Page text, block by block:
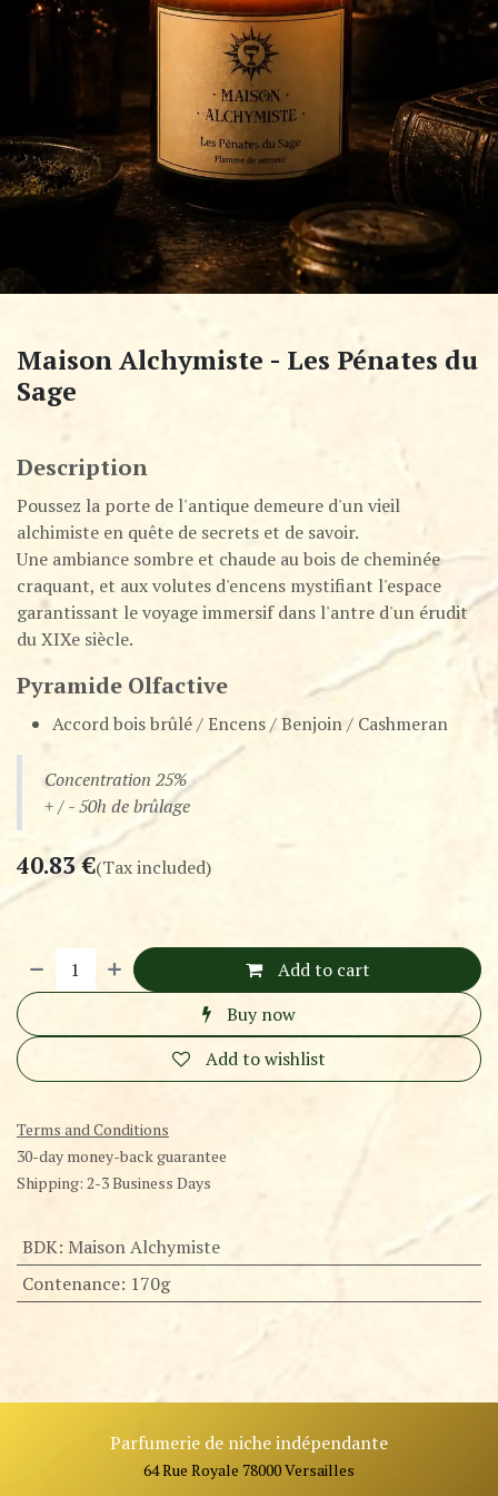
Maison Alchymiste - Les Pénates du
Sage
Description
Poussez la porte de l'antique demeure d'un vieil
alchimiste en quête de secrets et de savoir.
Une ambiance sombre et chaude au bois de cheminée
craquant, et aux volutes d'encens mystifiant l'espace
garantissant le voyage immersif dans l'antre d'un érudit
du XIXe siècle.
Pyramide Olfactive
Accord bois brûlé / Encens / Benjoin / Cashmeran
Concentration 25%
+ / - 50h de brûlage
40.83€(Tax included)
Add to cart
Buy now
Add to wishlist
Terms and Conditions
30-day money-back guarantee
Shipping: 2-3 Business Days
BDK: Maison Alchymiste
Contenance: 170g
Parfumerie de niche indépendante
64 Rue Royale 78000 Versailles